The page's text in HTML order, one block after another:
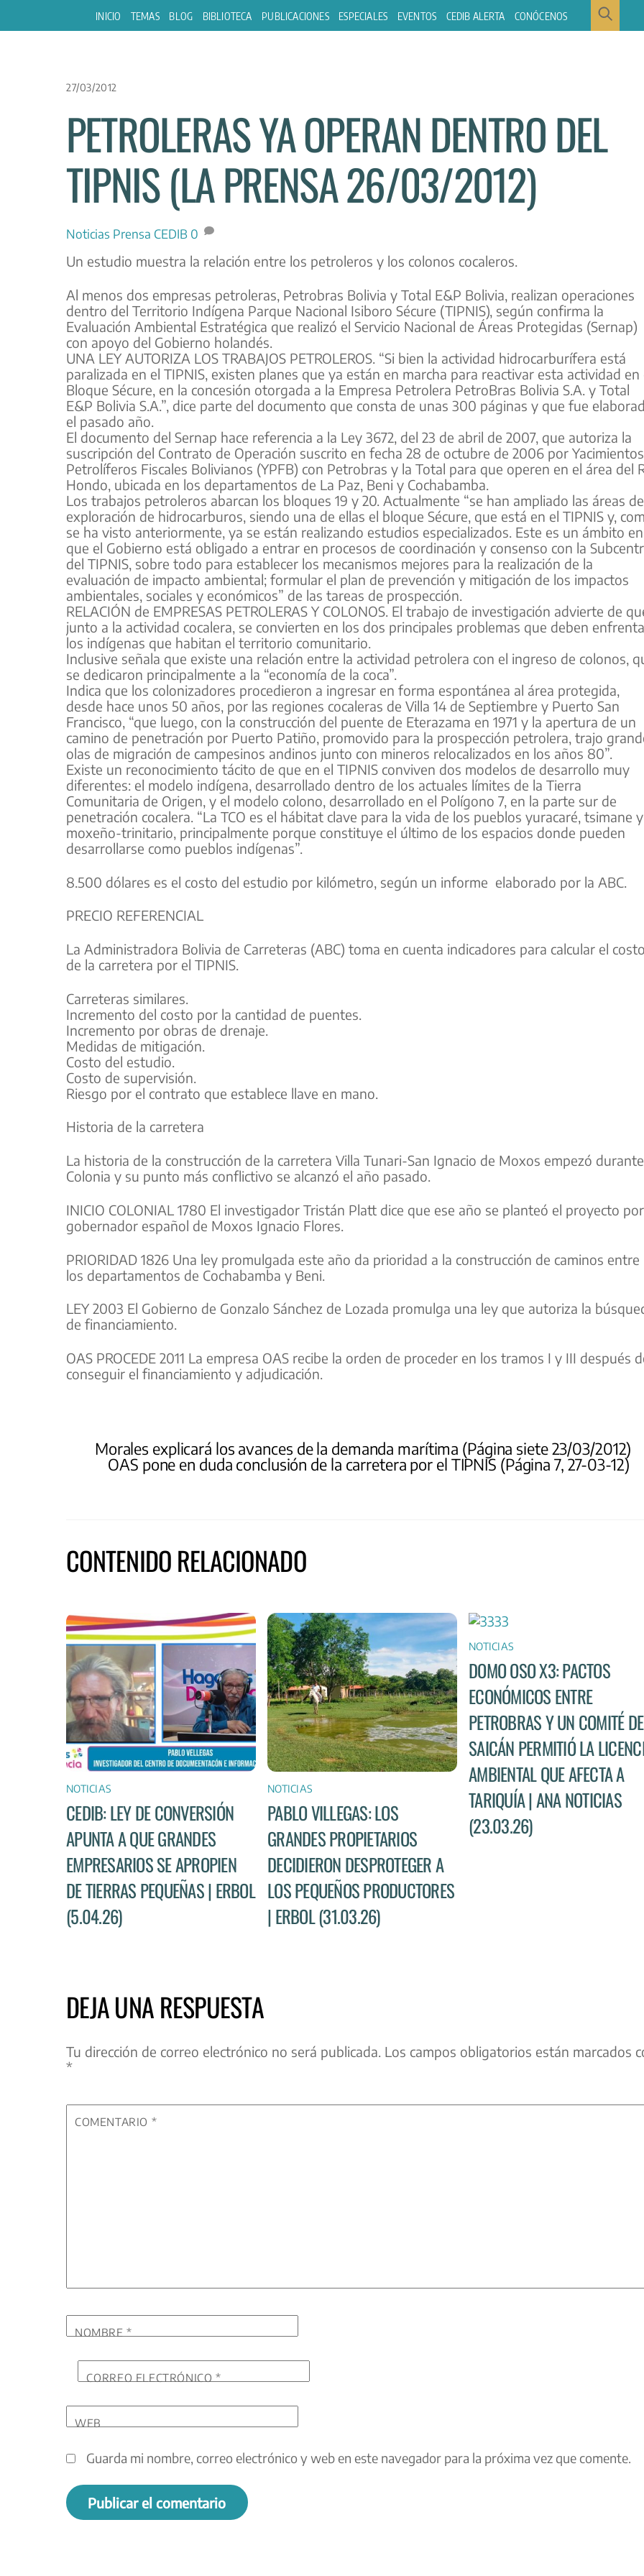
INICIO TEMAS BLOG BIBLIOTECA PUBLICACIONES ESPECIALES EVENTOS CEDIB ALERTA CONÓCENOS
27/03/2012
PETROLERAS YA OPERAN DENTRO DEL
TIPNIS (LA PRENSA 26/03/2012)
Noticias Prensa CEDIB 0
Un estudio muestra la relación entre los petroleros y los colonos cocaleros.
Al menos dos empresas petroleras, Petrobras Bolivia y Total E&P Bolivia, realizan operaciones
dentro del Territorio Indígena Parque Nacional Isiboro Sécure (TIPNIS), según confirma la
Evaluación Ambiental Estratégica que realizó el Servicio Nacional de Áreas Protegidas (Sernap)
con apoyo del Gobierno holandés.
UNA LEY AUTORIZA LOS TRABAJOS PETROLEROS. “Si bien la actividad hidrocarburífera está
paralizada en el TIPNIS, existen planes que ya están en marcha para reactivar esta actividad en
Bloque Sécure, en la concesión otorgada a la Empresa Petrolera PetroBras Bolivia S.A. y Total
E&P Bolivia S.A.”, dice parte del documento que consta de unas 300 páginas y que fue
el pasado año.
El documento del Sernap hace referencia a la Ley 3672, del 23 de abril de 2007, que autoriza la
suscripción del Contrato de Operación suscrito en fecha 28 de octubre de 2006 por Yacimientos
Petrolíferos Fiscales Bolivianos (YPFB) con Petrobras y la Total para que operen en el área del
Hondo, ubicada en los departamentos de La Paz, Beni y Cochabamba.
Los trabajos petroleros abarcan los bloques 19 y 20. Actualmente “se han ampliado las áreas de
exploración de hidrocarburos, siendo una de ellas el bloque Sécure, que está en el TIPNIS y,
se ha visto anteriormente, ya se están realizando estudios especializados. Este es un ámbito
que el Gobierno está obligado a entrar en procesos de coordinación y consenso con la
del TIPNIS, sobre todo para establecer los mecanismos mejores para la realización de la
evaluación de impacto ambiental; formular el plan de prevención y mitigación de los impactos
ambientales, sociales y económicos” de las tareas de prospección.
RELACIÓN de EMPRESAS PETROLERAS Y COLONOS. El trabajo de investigación advierte de
junto a la actividad cocalera, se convierten en los dos principales problemas que deben
los indígenas que habitan el territorio comunitario.
Inclusive señala que existe una relación entre la actividad petrolera con el ingreso de colonos,
se dedicaron principalmente a la “economía de la coca”.
Indica que los colonizadores procedieron a ingresar en forma espontánea al área protegida,
desde hace unos 50 años, por las regiones cocaleras de Villa 14 de Septiembre y Puerto San
Francisco, “que luego, con la construcción del puente de Eterazama en 1971 y la apertura de un
camino de penetración por Puerto Patiño, promovido para la prospección petrolera, trajo
olas de migración de campesinos andinos junto con mineros relocalizados en los años 80”.
Existe un reconocimiento tácito de que en el TIPNIS conviven dos modelos de desarrollo muy
diferentes: el modelo indígena, desarrollado dentro de los actuales límites de la Tierra
Comunitaria de Origen, y el modelo colono, desarrollado en el Polígono 7, en la parte sur de
penetración cocalera. “La TCO es el hábitat clave para la vida de los pueblos yuracaré, tsimane y
moxeño-trinitario, principalmente porque constituye el último de los espacios donde pueden
desarrollarse como pueblos indígenas”.
8.500 dólares es el costo del estudio por kilómetro, según un informe elaborado por la ABC.
PRECIO REFERENCIAL
La Administradora Bolivia de Carreteras (ABC) toma en cuenta indicadores para calcular el
de la carretera por el TIPNIS.
Carreteras similares.
Incremento del costo por la cantidad de puentes.
Incremento por obras de drenaje.
Medidas de mitigación.
Costo del estudio.
Costo de supervisión.
Riesgo por el contrato que establece llave en mano.
Historia de la carretera
La historia de la construcción de la carretera Villa Tunari-San Ignacio de Moxos empezó
Colonia y su punto más conflictivo se alcanzó el año pasado.
INICIO COLONIAL 1780 El investigador Tristán Platt dice que ese año se planteó el proyecto
gobernador español de Moxos Ignacio Flores.
PRIORIDAD 1826 Una ley promulgada este año da prioridad a la construcción de caminos entre
los departamentos de Cochabamba y Beni.
LEY 2003 El Gobierno de Gonzalo Sánchez de Lozada promulga una ley que autoriza la
de financiamiento.
OAS PROCEDE 2011 La empresa OAS recibe la orden de proceder en los tramos I y III después
conseguir el financiamiento y adjudicación.
Morales explicará los avances de la demanda marítima (Página siete 23/03/2012)
OAS pone en duda conclusión de la carretera por el TIPNIS (Página 7, 27-03-12)
CONTENIDO RELACIONADO
NOTICIAS
CEDIB: LEY DE CONVERSIÓN
APUNTA A QUE GRANDES
EMPRESARIOS SE APROPIEN
DE TIERRAS PEQUEÑAS | ERBOL
(5.04.26)
NOTICIAS
PABLO VILLEGAS: LOS
GRANDES PROPIETARIOS
DECIDIERON DESPROTEGER A
LOS PEQUEÑOS PRODUCTORES
| ERBOL (31.03.26)
NOTICIAS
DOMO OSO X3: PACTOS
ECONÓMICOS ENTRE
PETROBRAS Y UN COMITÉ DE
SAICÁN PERMITIÓ LA
AMBIENTAL QUE AFECTA A
TARIQUÍA | ANA NOTICIAS
(23.03.26)
DEJA UNA RESPUESTA
Tu dirección de correo electrónico no será publicada. Los campos obligatorios están marcados
*
COMENTARIO *
NOMBRE*
CORREO ELECTRÓNICO*
WEB
Guarda mi nombre, correo electrónico y web en este navegador para la próxima vez que comente.